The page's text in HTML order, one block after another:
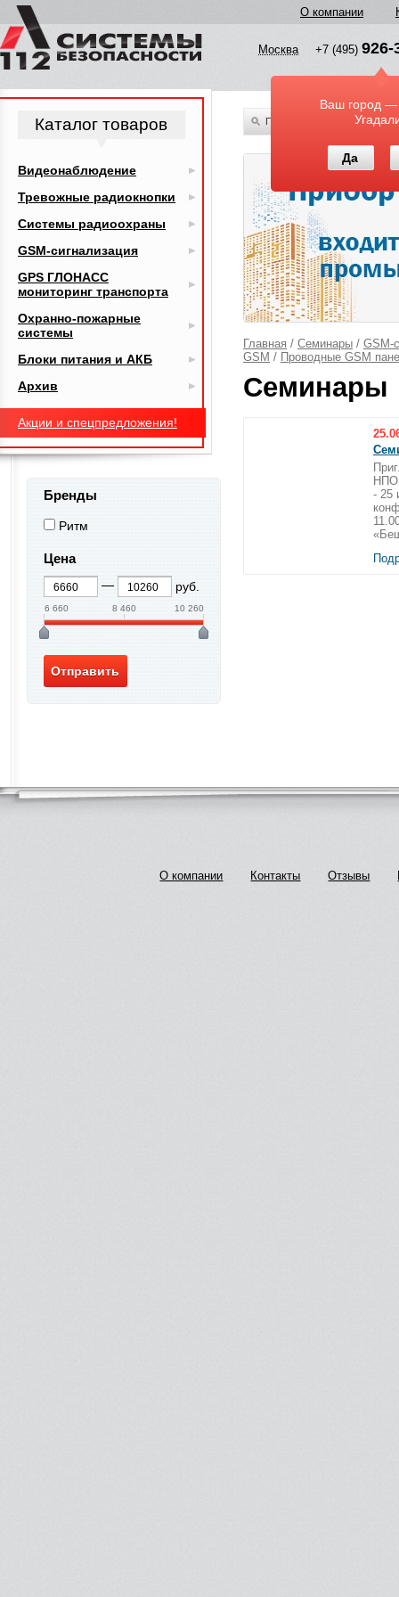
О компании
Москва +7 (495) 926-
Ваш город —
Да
По всему каталогу
Главная / Семинары / GSM-
GSM / Проводные GSM
Семинары
НПО
- 25
Каталог товаров
Видеонаблюдение
Тревожные радиокнопки
Системы радиоохраны
GSM-сигнализация
GPS ГЛОНАСС
мониторинг транспорта
Охранно-пожарные
системы
Блоки питания и АКБ
Архив
Акции и спецпредложения!
Бренды
Ритм
Цена
руб.
6 660 8 460 10 260
О компании Контакты Отзывы